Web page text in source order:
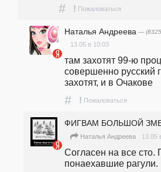
# ! Пожаловаться
Наталья Андреева —
13.05 в 10:03
там захотят 99-ю
совершенно русский
захотят, и в Очакове
# ! Пожаловаться
ФИГВАМ БОЛЬШОЙ
Наталья Андреева 13.05
Согласен на все сто.
понаехавшие рагули.